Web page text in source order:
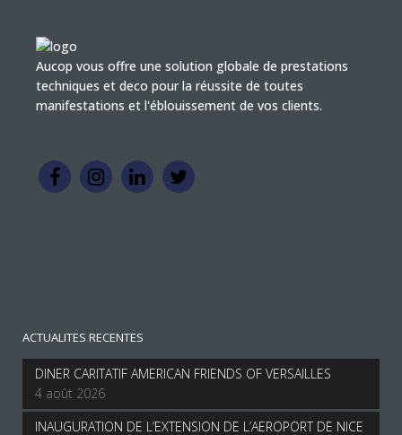
Aucop vous offre une solution globale de prestations
techniques et deco pour la réussite de toutes
manifestations et l'éblouissement de vos clients.
ACTUALITES RECENTES
DINER CARITATIF AMERICAN FRIENDS OF VERSAILLES
4 août 2026
INAUGURATION DE L’EXTENSION DE L’AEROPORT DE NICE